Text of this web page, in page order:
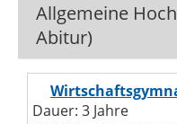
Allgemeine
Abitur)
Dauer: 3 Jahre